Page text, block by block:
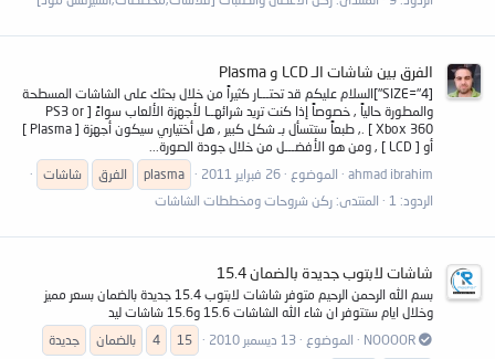
الفرق بين شاشات الـ LCD و Plasma
[SIZE="4"]السلام عليكم قد تحتـــار كثيراً من خلال بحثك على الشاشات المسطحة
والمطورة حالياً , خصوصاً إذا كنت تريد شرائهــا لأجهزة الألعاب سواءً [ PS3 or
Xbox 360 ] ., طبعاً ستتسأل بـ شكل كبير , هل أختياري سيكون أجهزة [ Plasma ]
أو [ LCD ] , ومن هو الأفضـــل من خلال جودة الصورة...
ahmad ibrahim
الموضوع 26 فبراير 2011 plasma الفرق
شاشات
الردود: 1
المنتدى: ركن شروحات ومخططات الشاشات
شاشات لابتوب جديدة بالضمان 15.4
بسم الله الرحمن الرحيم متوفر شاشات لابتوب 15.4 جديدة بالضمان بسعر مميز
وخلال ايام ستتوفر ان شاء الله الشاشات 15.6 و15.6 شاشات ليد
NOOOOR
الموضوع 13 ديسمبر 2010 15
4 بالضمان
جديدة